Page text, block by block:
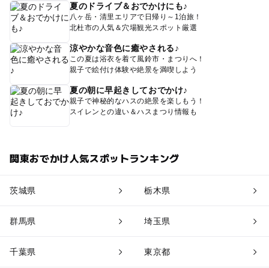
夏のドライブ＆おでかけにも♪
八ヶ岳・清里エリアで日帰り～1泊旅！
北杜市の人気＆穴場観光スポット厳選
涼やかな音色に癒やされる♪
この夏は浴衣を着て風鈴市・まつりへ！
親子で絵付け体験や絶景を満喫しよう
夏の朝に早起きしておでかけ♪
親子で神秘的なハスの絶景を楽しもう！
スイレンとの違い＆ハスまつり情報も
関東おでかけ人気スポットランキング
茨城県 栃木県
群馬県 埼玉県
千葉県 東京都